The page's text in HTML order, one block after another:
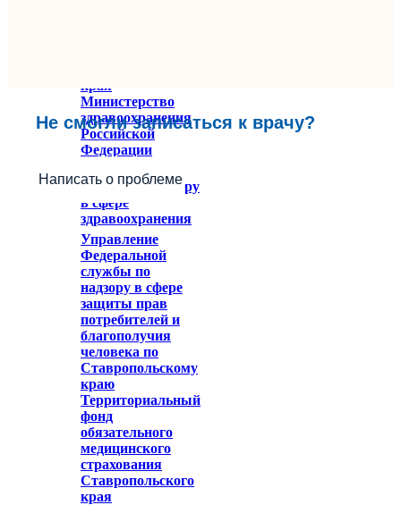
Не смогли записаться к врачу?
Написать о проблеме
края
Министерство
здравоохранения
Российской
Федерации
Федеральное
служба по надзору
в сфере
здравоохранения
Управление
Федеральной
службы по
надзору в сфере
защиты прав
потребителей и
благополучия
человека по
Ставропольскому
краю
Территориальный
фонд
обязательного
медицинского
страхования
Ставропольского
края